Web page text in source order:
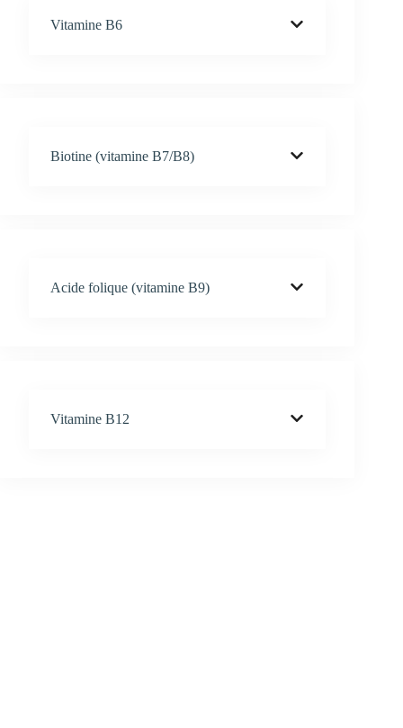
Vitamine B6
Biotine (vitamine B7/B8)
Acide folique (vitamine B9)
Vitamine B12